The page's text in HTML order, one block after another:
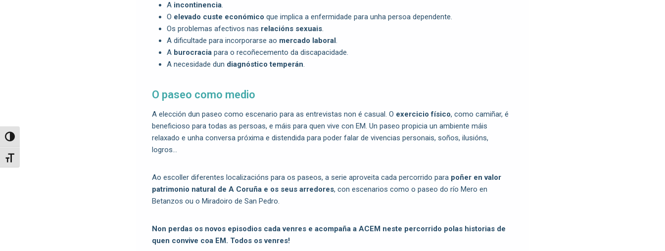
Toggle High Contrast
Toggle Font size
A incontinencia.
O elevado custe económico que implica a enfermidade para unha persoa dependente.
Os problemas afectivos nas relacións sexuais.
A dificultade para incorporarse ao mercado laboral.
A burocracia para o recoñecemento da discapacidade.
A necesidade dun diagnóstico temperán.
O paseo como medio
A elección dun paseo como escenario para as entrevistas non é casual. O exercicio físico, como camiñar, é
beneficioso para todas as persoas, e máis para quen vive con EM. Un paseo propicia un ambiente máis
relaxado e unha conversa próxima e distendida para poder falar de vivencias personais, soños, ilusións,
logros…
Ao escoller diferentes localizacións para os paseos, a serie aproveita cada percorrido para poñer en valor
patrimonio natural de A Coruña e os seus arredores, con escenarios como o paseo do río Mero en
Betanzos ou o Miradoiro de San Pedro.
Non perdas os novos episodios cada venres e acompaña a ACEM neste percorrido polas historias de
quen convive coa EM. Todos os venres!